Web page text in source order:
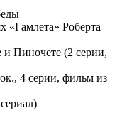
Роберта
(2 серии,
4 серии, фильм из